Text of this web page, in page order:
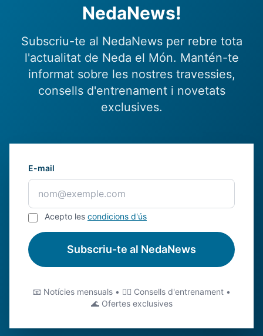
NedaNews!
Subscriu-te al NedaNews per rebre tota
l'actualitat de Neda el Món. Mantén-te
informat sobre les nostres travessies,
consells d'entrenament i novetats
exclusives.
E-mail
Acepto les condicions d'ús
Subscriu-te al NedaNews
📧 Notícies mensuals • 🏊‍♂️ Consells d'entrenament •
🌊 Ofertes exclusives